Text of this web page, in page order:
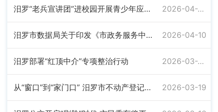
汨罗“老兵宣讲团”进校园开展青少年应急安全宣讲 2026-04-27
汨罗市数据局关于印发《市政务服务中心窗口考核办法》的通知 2026-04-10
汨罗部署“红顶中介”专项整治行动 2026-03-26
从“窗口”到“家门口” 汨罗市不动产登记中心冒雨上门“破冰” 2026-03-19